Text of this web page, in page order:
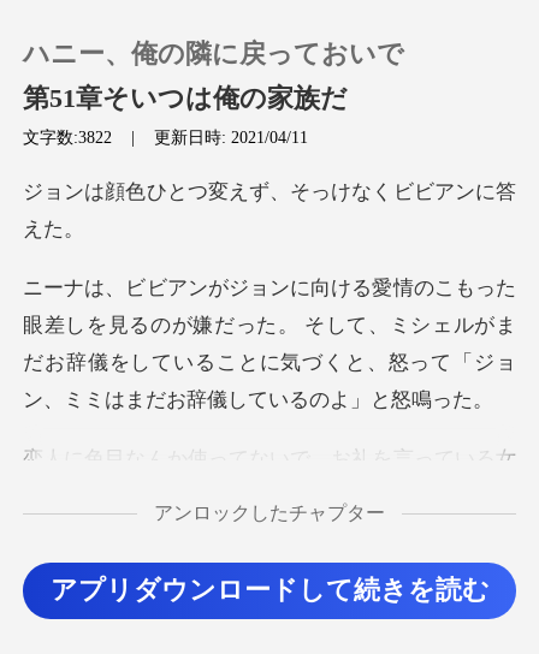
0
閲覧履歴
ログアウトします
検索
ハニー、俺の隣に戻っておいで
第51章そいつは俺の家族だ
文字数:3822 |更新日時: 2021/04/11
変えず、そっけなく
が嫌だった。 そして、ミシェルがま
だお辞儀をしていることに気づ
を言っている女
アンロックしたチャプター
アプリダウンロードして続きを読む